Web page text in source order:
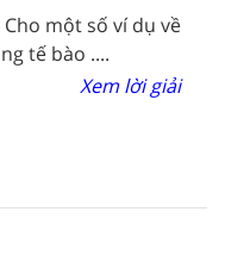
Cho một số ví dụ về
tế bào ....
Xem lời giải